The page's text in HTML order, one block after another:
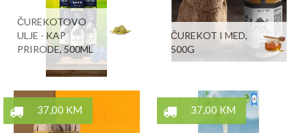
ČUREKOTOVO
ULJE - KAP
PRIRODE, 500ML
ČUREKOT I MED,
500G
37,00 KM 37,00 KM